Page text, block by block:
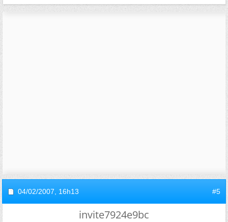
04/02/2007, 16h13 #5
invite7924e9bc